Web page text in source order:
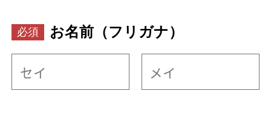
お名前（フリガナ）